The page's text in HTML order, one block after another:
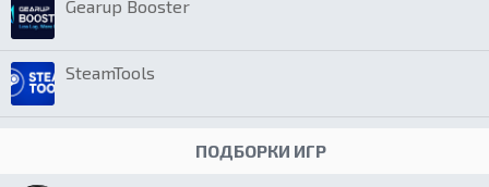
Gearup Booster
SteamTools
ПОДБОРКИ ИГР